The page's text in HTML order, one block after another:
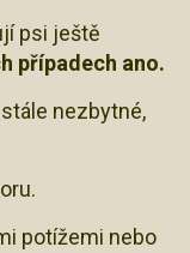
psi ještě
případech ano.
nezbytné,
potížemi nebo